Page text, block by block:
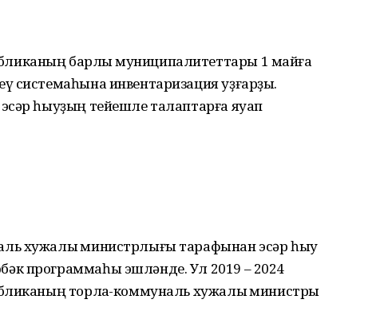
барлыҡ муниципалитеттары 1 майға
системаһына инвентаризация уҙғарҙы.
һыуҙың тейешле талаптарға яуап
хужалыҡ министрлығы тарафынан эсәр һыу
программаһы эшләнде. Ул 2019 – 2024
торлаҡ-коммуналь хужалыҡ министры